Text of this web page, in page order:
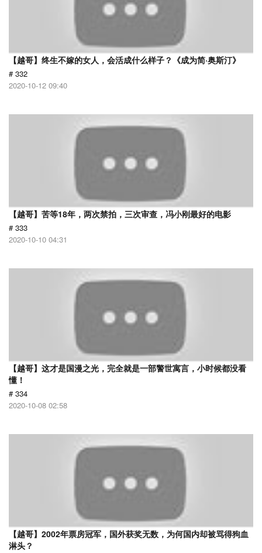
【越哥】终生不嫁的女人，会活成什么样子？《成为简·奥斯汀》
# 332
2020-10-12 09:40
【越哥】苦等18年，两次禁拍，三次审查，冯小刚最好的电影
# 333
2020-10-10 04:31
【越哥】这才是国漫之光，完全就是一部警世寓言，小时候都没看
懂！
# 334
2020-10-08 02:58
【越哥】2002年票房冠军，国外获奖无数，为何国内却被骂得狗血
淋头？